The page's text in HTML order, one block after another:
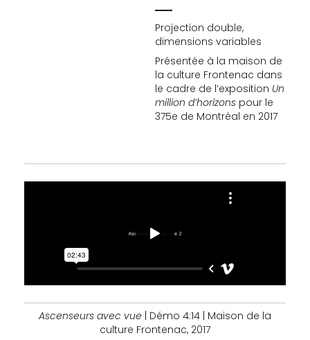
Projection double,
dimensions variables
Présentée à la maison de
la culture Frontenac dans
le cadre de l’exposition Un
million d’horizons pour le
375e de Montréal en 2017
Ascenseurs avec vue | Démo 4:14 | Maison de la
culture Frontenac, 2017